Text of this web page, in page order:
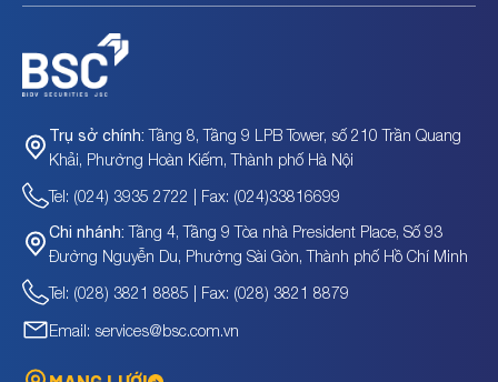
Trụ sở chính: Tầng 8, Tầng 9 LPB Tower, số 210 Trần Quang
Khải, Phường Hoàn Kiếm, Thành phố Hà Nội
Tel: (024) 3935 2722 | Fax: (024)33816699
Chi nhánh: Tầng 4, Tầng 9 Tòa nhà President Place, Số 93
Đường Nguyễn Du, Phường Sài Gòn, Thành phố Hồ Chí Minh
Tel: (028) 3821 8885 | Fax: (028) 3821 8879
Email: services@bsc.com.vn